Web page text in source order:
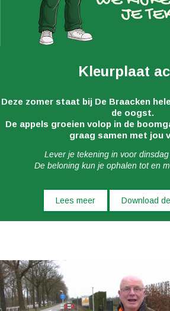
Kleurplaat
Deze zomer staat bij De Braacken
de oogst.
De appels groeien volop in de
graag samen met jou
Lever je tekening in voor
De beloning kun je ophalen tot en
Lees meer Download